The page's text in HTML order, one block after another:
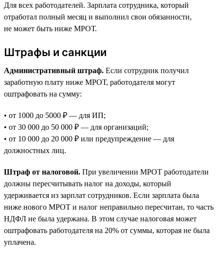
Для всех работодателей. Зарплата сотрудника, который
отработал полный месяц и выполнил свои обязанности,
не может быть ниже МРОТ.
Штрафы и санкции
Административный штраф. Если сотрудник получил
заработную плату ниже МРОТ, работодателя могут
оштрафовать на сумму:
• от 1000 до 5000 ₽ — для ИП;
• от 30 000 до 50 000 ₽ — для организаций;
• от 10 000 до 20 000 ₽ или предупреждение — для
должностных лиц.
Штраф от налоговой. При увеличении МРОТ работодатели
должны пересчитывать налог на доходы, который
удерживается из зарплат сотрудников. Если зарплата была
ниже нового МРОТ и налог неправильно пересчитан, то часть
НДФЛ не была удержана. В этом случае налоговая может
оштрафовать работодателя на 20% от суммы, которая не была
уплачена.